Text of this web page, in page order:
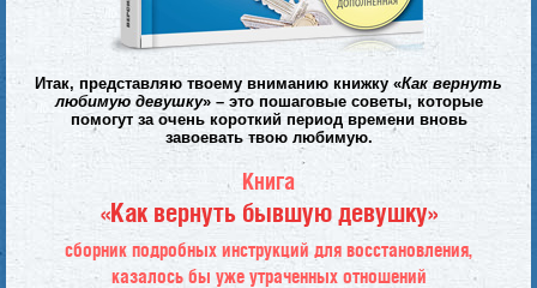
Итак, представляю твоему вниманию книжку «Как вернуть
любимую девушку» – это пошаговые советы, которые
помогут за очень короткий период времени вновь
завоевать твою любимую.
Книга
«Как вернуть бывшую девушку»
сборник подробных инструкций для восстановления,
казалось бы уже утраченных отношений